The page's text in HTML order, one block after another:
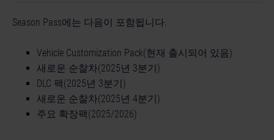
Season Pass에는 다음이 포함됩니다.
Vehicle Customization Pack(현재 출시되어 있음)
새로운 순찰차(2025년 3분기)
DLC 팩(2025년 3분기)
새로운 순찰차(2025년 4분기)
주요 확장팩(2025/2026)